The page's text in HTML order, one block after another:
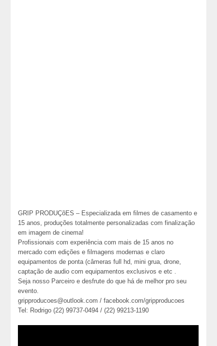
GRIP PRODUÇõES – Especializada em filmes de casamento e
15 anos, produções totalmente personalizadas com finalização
em imagem de cinema!
Profissionais com experiência com mais de 15 anos no
mercado com edições e filmagens modernas e claro
equipamentos de ponta (câmeras full hd, mini grua, drone,
captação de audio com equipamentos exclusivos e etc .
Seja nosso Parceiro e desfrute do que há de melhor pro seu
evento.
gripproducoes@outlook.com / facebook.com/gripproducoes
Tel: Rodrigo (22) 99737-0494 / (22) 99213-1190